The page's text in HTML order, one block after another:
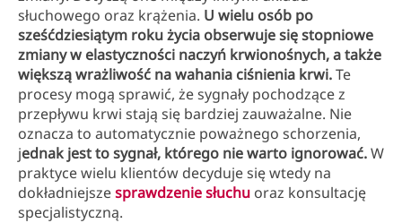
słuchowego oraz krążenia. U wielu osób po
sześćdziesiątym roku życia obserwuje się stopniowe
zmiany w elastyczności naczyń krwionośnych, a także
większą wrażliwość na wahania ciśnienia krwi.Te
procesy mogą sprawić, że sygnały pochodzące z
przepływu krwi stają się bardziej zauważalne. Nie
oznacza to automatycznie poważnego schorzenia,
jednak jest to sygnał, którego nie warto ignorować.W
praktyce wielu klientów decyduje się wtedy na
dokładniejszesprawdzenie słuchu oraz konsultację
specjalistyczną.